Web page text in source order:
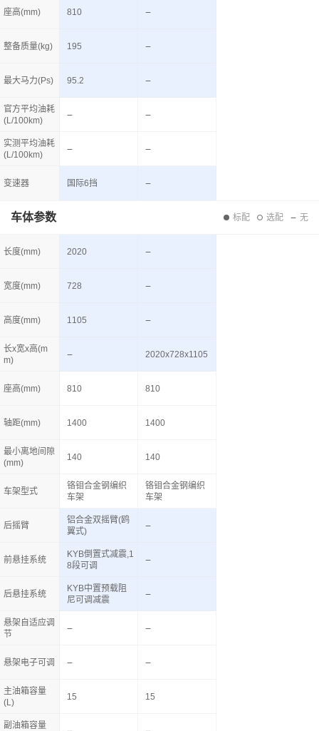
座高(mm)
整备质量(kg)
最大马力(Ps)
官方平均油耗
(L/100km)
实测平均油耗
(L/100km)
变速器
车体参数 标配 选配 无
长度(mm)
宽度(mm)
高度(mm)
长x宽x高(m
m)
座高(mm)
轴距(mm)
最小离地间隙
(mm)
车架型式
后摇臂
前悬挂系统
后悬挂系统
悬架自适应调
节
悬架电子可调
主油箱容量
(L)
副油箱容量
810
195
95.2
国际6挡
2020
728
1105
2020x728x1105
810 810
1400 1400
140 140
铬钼合金钢编织
车架
铬钼合金钢编织
车架
铝合金双摇臂(鸥
翼式)
KYB倒置式减震,1
8段可调
KYB中置预载阻
尼可调减震
15 15